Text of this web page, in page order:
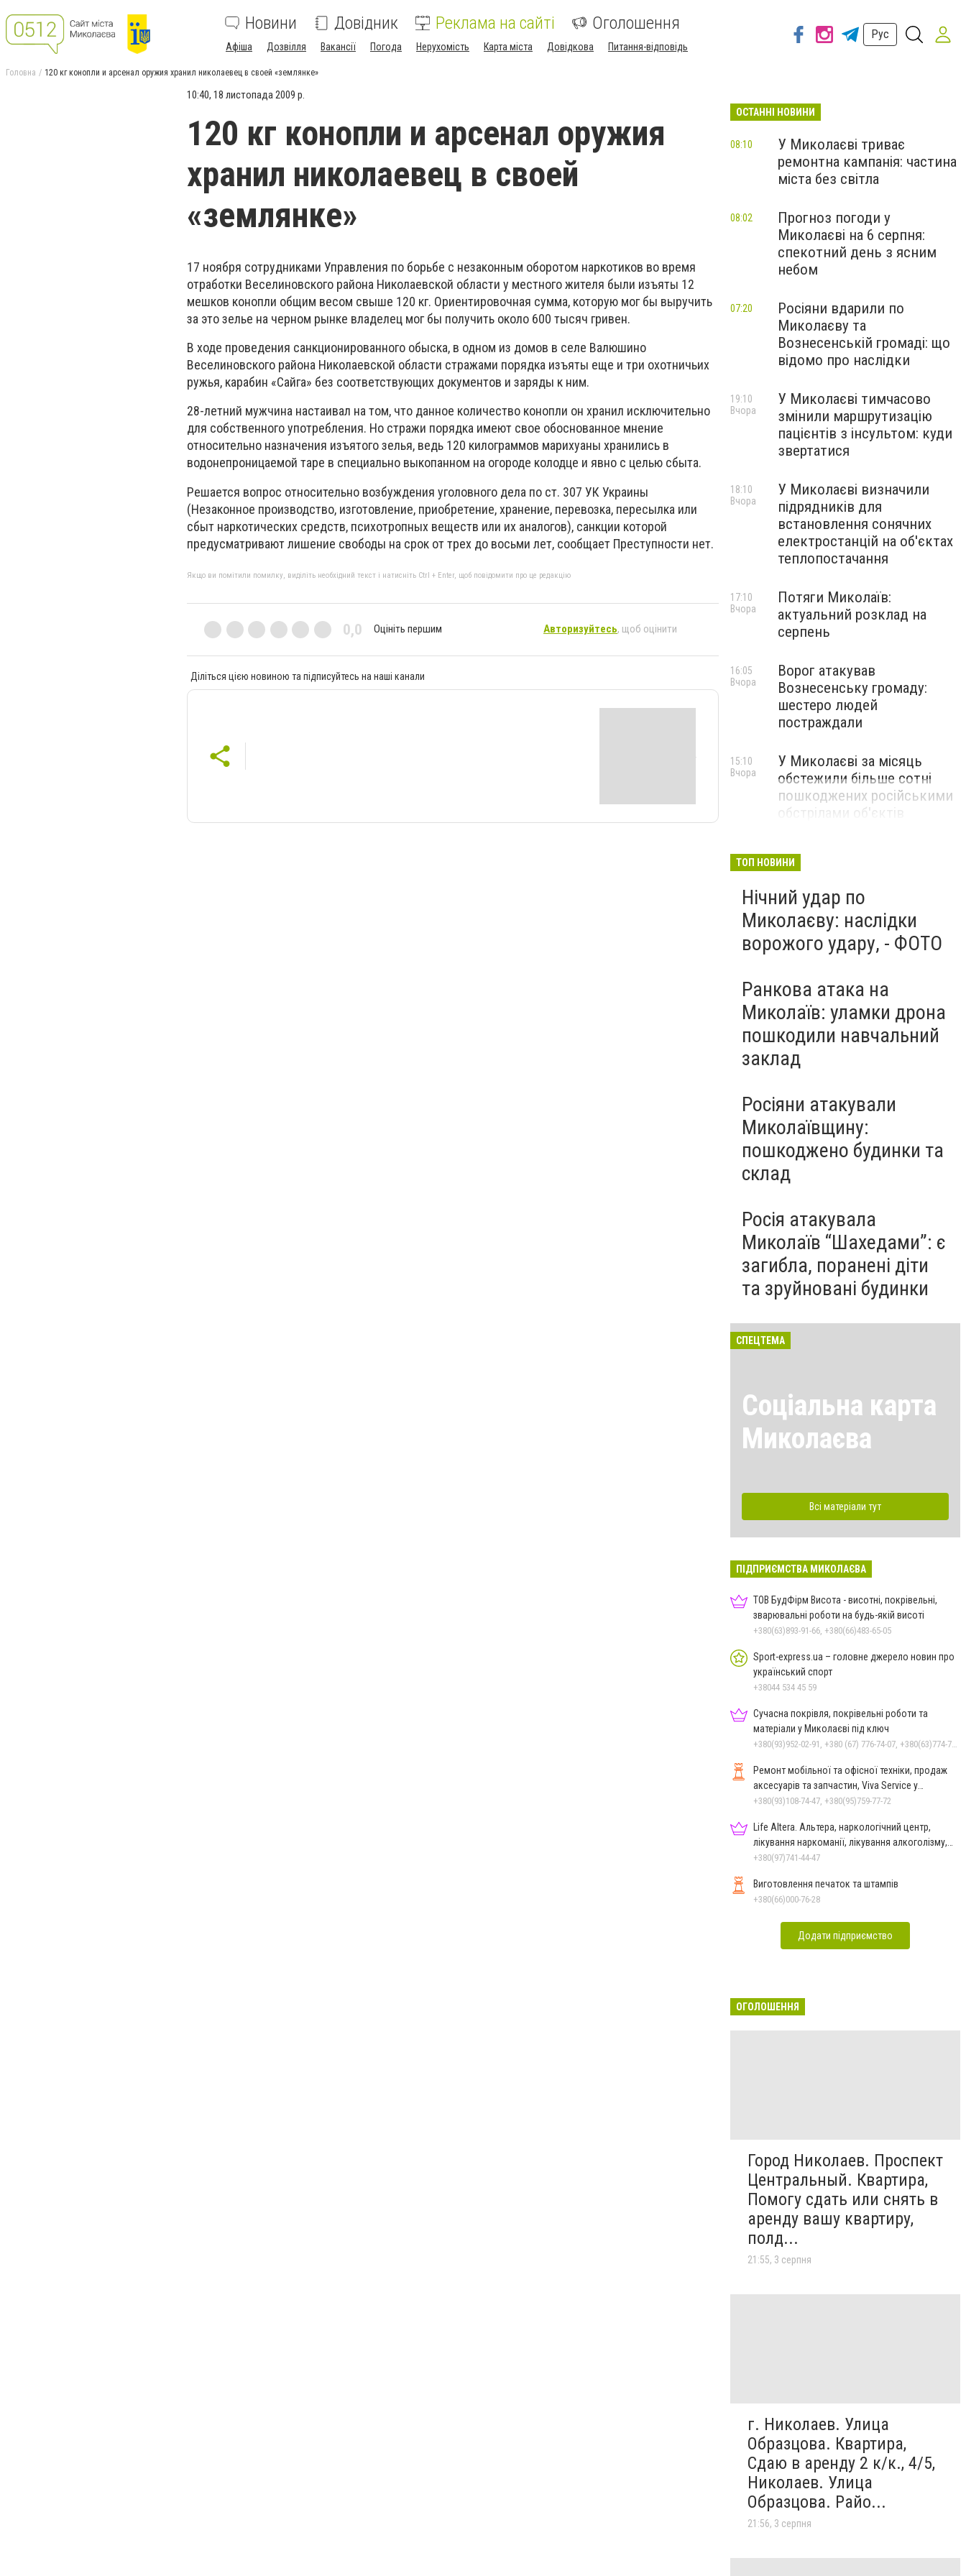
Новини Довідник Реклама на сайті Оголошення
Афіша Дозвілля Вакансії Погода Нерухомість Карта міста Довідкова Питання-відповідь
Рус
Головна 120 кг конопли и арсенал оружия хранил николаевец в своей «землянке»
10:40, 18 листопада 2009 р.
120 кг конопли и арсенал оружия
хранил николаевец в своей
«землянке»
17 ноября сотрудниками Управления по борьбе с незаконным оборотом наркотиков во время
отработки Веселиновского района Николаевской области у местного жителя были изъяты 12
мешков конопли общим весом свыше 120 кг. Ориентировочная сумма, которую мог бы выручить
за это зелье на черном рынке владелец мог бы получить около 600 тысяч гривен.
В ходе проведения санкционированного обыска, в одном из домов в селе Валюшино
Веселиновского района Николаевской области стражами порядка изъяты еще и три охотничьих
ружья, карабин «Сайга» без соответствующих документов и заряды к ним.
28-летний мужчина настаивал на том, что данное количество конопли он хранил исключительно
для собственного употребления. Но стражи порядка имеют свое обоснованное мнение
относительно назначения изъятого зелья, ведь 120 килограммов марихуаны хранились в
водонепроницаемой таре в специально выкопанном на огороде колодце и явно с целью сбыта.
Решается вопрос относительно возбуждения уголовного дела по ст. 307 УК Украины
(Незаконное производство, изготовление, приобретение, хранение, перевозка, пересылка или
сбыт наркотических средств, психотропных веществ или их аналогов), санкции которой
предусматривают лишение свободы на срок от трех до восьми лет, сообщает Преступности нет.
Якщо ви помітили помилку, виділіть необхідний текст і натисніть Ctrl + Enter, щоб повідомити про це редакцію
0,0 Оцініть першим Авторизуйтесь, щоб оцінити
Діліться цією новиною та підписуйтесь на наші канали
ОСТАННІ НОВИНИ
У Миколаєві триває
ремонтна кампанія: частина
міста без світла
08:10
Прогноз погоди у
Миколаєві на 6 серпня:
спекотний день з ясним
небом
08:02
Росіяни вдарили по
Миколаєву та
Вознесенській громаді: що
відомо про наслідки
07:20
У Миколаєві тимчасово
змінили маршрутизацію
пацієнтів з інсультом: куди
звертатися
19:10
Вчора
У Миколаєві визначили
підрядників для
встановлення сонячних
електростанцій на об'єктах
теплопостачання
18:10
Вчора
Потяги Миколаїв:
актуальний розклад на
серпень
17:10
Вчора
Ворог атакував
Вознесенську громаду:
шестеро людей
постраждали
16:05
Вчора
У Миколаєві за місяць
обстежили більше сотні
пошкоджених російськими
обстрілами об'єктів
15:10
Вчора
ТОП НОВИНИ
Нічний удар по
Миколаєву: наслідки
ворожого удару, - ФОТО
Ранкова атака на
Миколаїв: уламки дрона
пошкодили навчальний
заклад
Росіяни атакували
Миколаївщину:
пошкоджено будинки та
склад
Росія атакувала
Миколаїв “Шахедами”: є
загибла, поранені діти
та зруйновані будинки
СПЕЦТЕМА
Соціальна карта
Миколаєва
Всі матеріали тут
ПІДПРИЄМСТВА МИКОЛАЄВА
ТОВ БудФірм Висота - висотні, покрівельні,
зварювальні роботи на будь-якій висоті
+380(63)893-91-66, +380(66)483-65-05
Sport-express.ua – головне джерело новин про
український спорт
+38044 534 45 59
Сучасна покрівля, покрівельні роботи та
матеріали у Миколаєві під ключ
Ремонт мобільної та офісної техніки, продаж
аксесуарів та запчастин, Viva Service у
Миколаєві
+380(93)108-74-47, +380(95)759-77-72
Life Altera. Альтера, наркологічний центр,
лікування наркоманії, лікування алкоголізму,
зняття ломки
+380(97)741-44-47
Виготовлення печаток та штампів
+380(66)000-76-28
Додати підприємство
ОГОЛОШЕННЯ
Город Николаев. Проспект
Центральный. Квартира,
Помогу сдать или снять в
аренду вашу квартиру,
полд...
21:55, 3 серпня
г. Николаев. Улица
Образцова. Квартира,
Сдаю в аренду 2 к/к., 4/5,
Николаев. Улица
Образцова. Райо...
21:56, 3 серпня